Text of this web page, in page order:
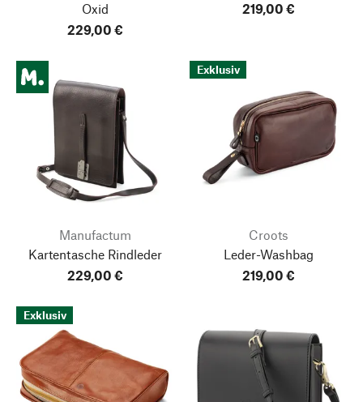
Oxid
229,00 €
219,00 €
Manufactum
Kartentasche Rindleder
229,00 €
Exklusiv
Croots
Leder-Washbag
219,00 €
Exklusiv